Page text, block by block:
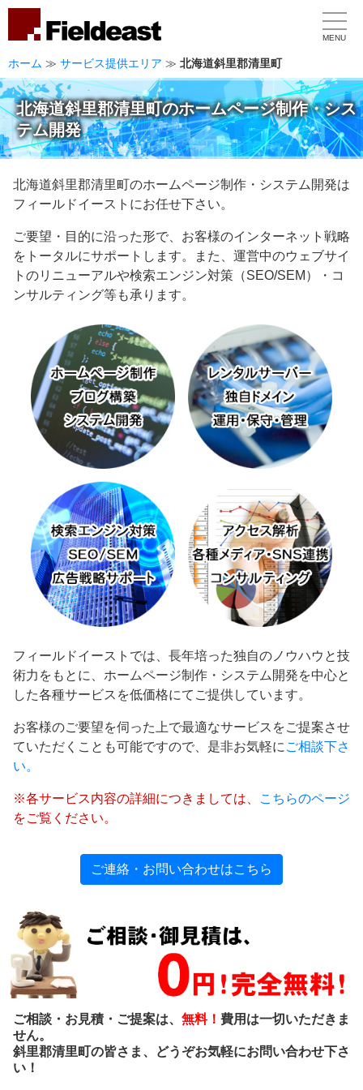
MENU
ホーム ≫ サービス提供エリア ≫ 北海道斜里郡清里町
北海道斜里郡清里町のホームページ制作・シス
テム開発
北海道斜里郡清里町のホームページ制作・システム開発は
フィールドイーストにお任せ下さい。
ご要望・目的に沿った形で、お客様のインターネット戦略
をトータルにサポートします。また、運営中のウェブサイ
トのリニューアルや検索エンジン対策（SEO/SEM）・コ
ンサルティング等も承ります。
フィールドイーストでは、長年培った独自のノウハウと技
術力をもとに、ホームページ制作・システム開発を中心と
した各種サービスを低価格にてご提供しています。
お客様のご要望を伺った上で最適なサービスをご提案させ
ていただくことも可能ですので、是非お気軽に ご相談下さ
い。
※各サービス内容の詳細につきましては、
こちらのページ
をご覧ください。
ご連絡・お問い合わせはこちら
ご相談・お見積・ご提案は、 無料！ 費用は一切いただきま
せん。
斜里郡清里町の皆さま、どうぞお気軽にお問い合わせ下さ
い！